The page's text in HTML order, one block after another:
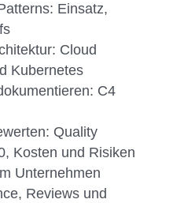
Einsatz,
Cloud
Kubernetes
C4
Quality
Kosten und Risiken
Unternehmen
Reviews und